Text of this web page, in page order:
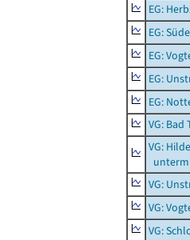
EG:
EG:
EG:
EG:
EG:
VG: Bad
VG:
VG:
VG:
VG: